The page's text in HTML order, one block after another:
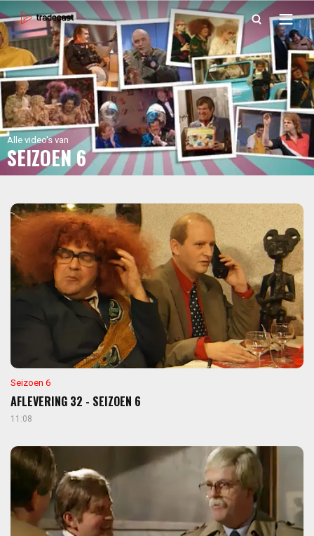
Alle video's van
SEIZOEN 6
Seizoen 6
AFLEVERING 32 - SEIZOEN 6
11:08